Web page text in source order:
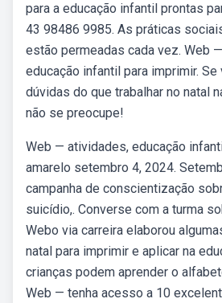
para a educação infantil prontas
43 98486 9985. As práticas
estão permeadas cada vez. Web
educação infantil para imprimir.
dúvidas do que trabalhar no natal
não se preocupe!
Web — atividades, educação
amarelo setembro 4, 2024.
campanha de conscientização
suicídio,. Converse com a turma
Webo via carreira elaborou
natal para imprimir e aplicar na
crianças podem aprender o
Web — tenha acesso a 10